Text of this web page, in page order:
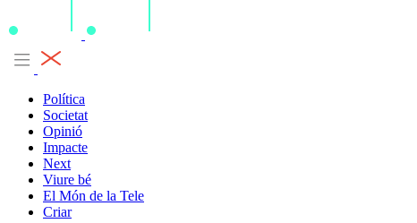
Política
Societat
Opinió
Impacte
Next
Viure bé
El Món de la Tele
Criar